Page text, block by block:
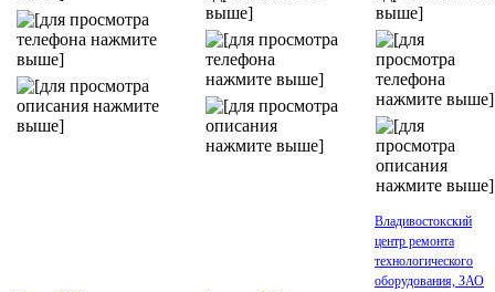
Владивостокский
центр ремонта
технологического
оборудования, ЗАО